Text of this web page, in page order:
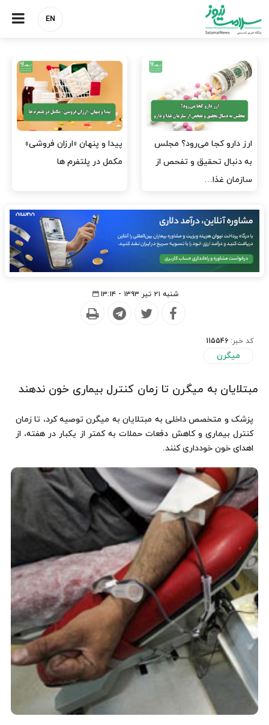
EN
پیدا و پنهان «ارزان فروشی»
مکمل در پلتفرم ها
صنعت دارو چشم‌انتظار
مصوبه بانک مرکزی
شنبه ۲۱ تیر ۱۳۹۳ - ۱۳:۱۴
کد خبر: 115546
میگرن
مبتلایان به میگرن تا زمان کنترل بیماری خون ندهند
پزشک و متخصص داخلی به مبتلایان به میگرن توصیه کرد، تا زمان
کنترل بیماری و کاهش دفعات حملات به کمتر از یکبار در هفته، از
اهدای خون خودداری کنند.